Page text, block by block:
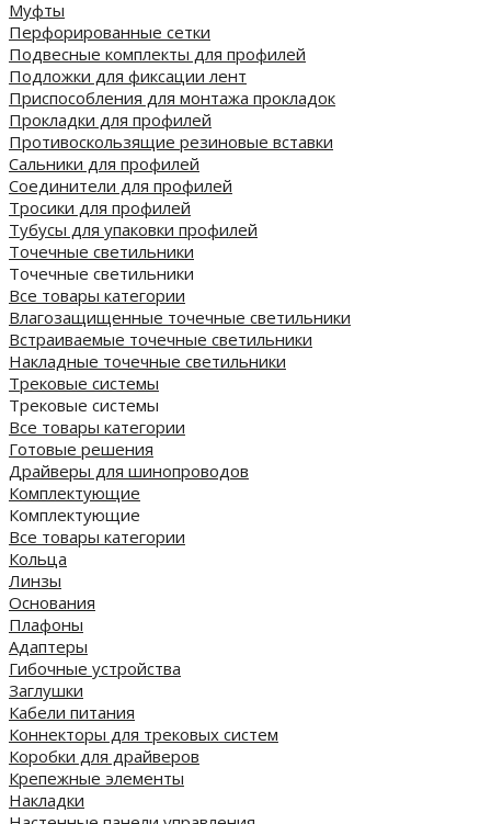
Муфты
Перфорированные сетки
Подвесные комплекты для профилей
Подложки для фиксации лент
Приспособления для монтажа прокладок
Прокладки для профилей
Противоскользящие резиновые вставки
Сальники для профилей
Соединители для профилей
Тросики для профилей
Тубусы для упаковки профилей
Точечные светильники
Точечные светильники
Все товары категории
Влагозащищенные точечные светильники
Встраиваемые точечные светильники
Накладные точечные светильники
Трековые системы
Трековые системы
Все товары категории
Готовые решения
Драйверы для шинопроводов
Комплектующие
Комплектующие
Все товары категории
Кольца
Линзы
Основания
Плафоны
Адаптеры
Гибочные устройства
Заглушки
Кабели питания
Коннекторы для трековых систем
Коробки для драйверов
Крепежные элементы
Накладки